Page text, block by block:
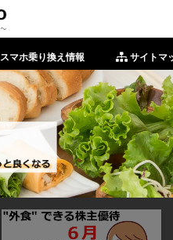
スマホ乗り換え情報 サイトマ